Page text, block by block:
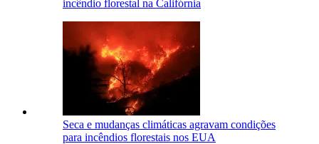
incêndio florestal na Califórnia
Seca e mudanças climáticas agravam condições
para incêndios florestais nos EUA